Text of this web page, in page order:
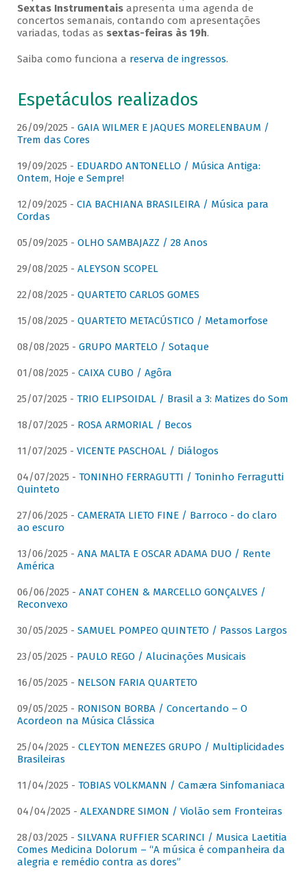
Sextas Instrumentaisapresenta uma agenda de
concertos semanais, contando com apresentações
variadas, todas as sextas-feiras às 19h.
Saiba como funciona a reserva de ingressos.
Espetáculos realizados
26/09/2025 - GAIA WILMER E JAQUES MORELENBAUM /
Trem das Cores
19/09/2025 - EDUARDO ANTONELLO / Música Antiga:
Ontem, Hoje e Sempre!
12/09/2025 - CIA BACHIANA BRASILEIRA / Música para
Cordas
05/09/2025 - OLHO SAMBAJAZZ / 28 Anos
29/08/2025 - ALEYSON SCOPEL
22/08/2025 - QUARTETO CARLOS GOMES
15/08/2025 - QUARTETO METACÚSTICO / Metamorfose
08/08/2025 - GRUPO MARTELO / Sotaque
01/08/2025 - CAIXA CUBO / Agôra
25/07/2025 - TRIO ELIPSOIDAL / Brasil a 3: Matizes do Som
18/07/2025 - ROSA ARMORIAL / Becos
11/07/2025 - VICENTE PASCHOAL / Diálogos
04/07/2025 - TONINHO FERRAGUTTI / Toninho Ferragutti
Quinteto
27/06/2025 - CAMERATA LIETO FINE / Barroco - do claro
ao escuro
13/06/2025 - ANA MALTA E OSCAR ADAMA DUO / Rente
América
06/06/2025 - ANAT COHEN & MARCELLO GONÇALVES /
Reconvexo
30/05/2025 - SAMUEL POMPEO QUINTETO / Passos Largos
23/05/2025 - PAULO REGO / Alucinações Musicais
16/05/2025 - NELSON FARIA QUARTETO
09/05/2025 - RONISON BORBA / Concertando – O
Acordeon na Música Clássica
25/04/2025 - CLEYTON MENEZES GRUPO / Multiplicidades
Brasileiras
11/04/2025 - TOBIAS VOLKMANN / Camæra Sinfomaniaca
04/04/2025 - ALEXANDRE SIMON / Violão sem Fronteiras
28/03/2025 - SILVANA RUFFIER SCARINCI / Musica Laetitia
Comes Medicina Dolorum – “A música é companheira da
alegria e remédio contra as dores”